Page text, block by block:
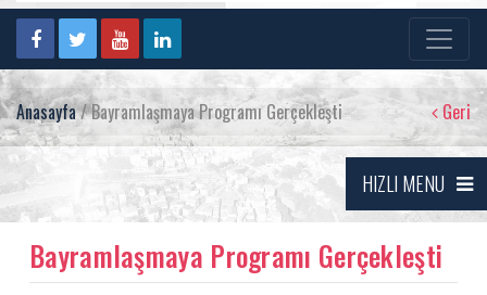
Anasayfa/ Bayramlaşmaya Programı Gerçekleşti Geri
HIZLI MENU
Bayramlaşmaya Programı Gerçekleşti